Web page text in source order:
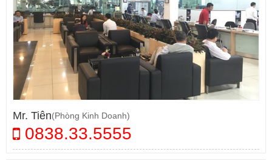
Mr. Tiên(Phòng Kinh Doanh)
0838.33.5555